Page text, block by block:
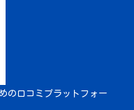
の口コミプラットフォー